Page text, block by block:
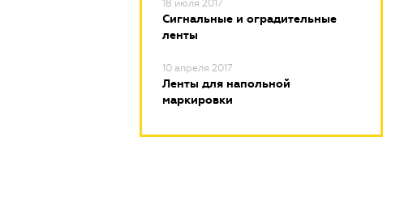
18 июля 2017
Сигнальные и оградительные
ленты
10 апреля 2017
Ленты для напольной
маркировки